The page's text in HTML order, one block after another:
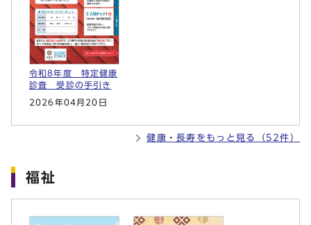
令和8年度 特定健康
診査 受診の手引き
2026年04月20日
健康・長寿をもっと見る（52件）
福祉